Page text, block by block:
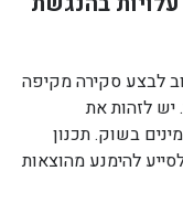
לבצע סקירה מקיפה
לזהות את
בשוק. תכנון
להימנע מהוצאות